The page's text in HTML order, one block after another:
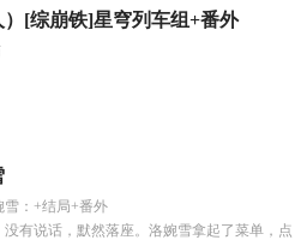
）[综崩铁]星穹列车组+番外
雪：+结局+番外
有说话，默然落座。洛婉雪拿起了菜单，点